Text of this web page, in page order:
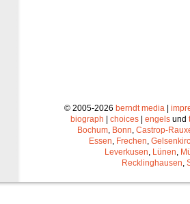
© 2005-2026 berndt media |
biograph | choices | engels und
Bochum Bonn Castrop-
Essen Frechen
Leverkusen Lünen
Recklinghausen